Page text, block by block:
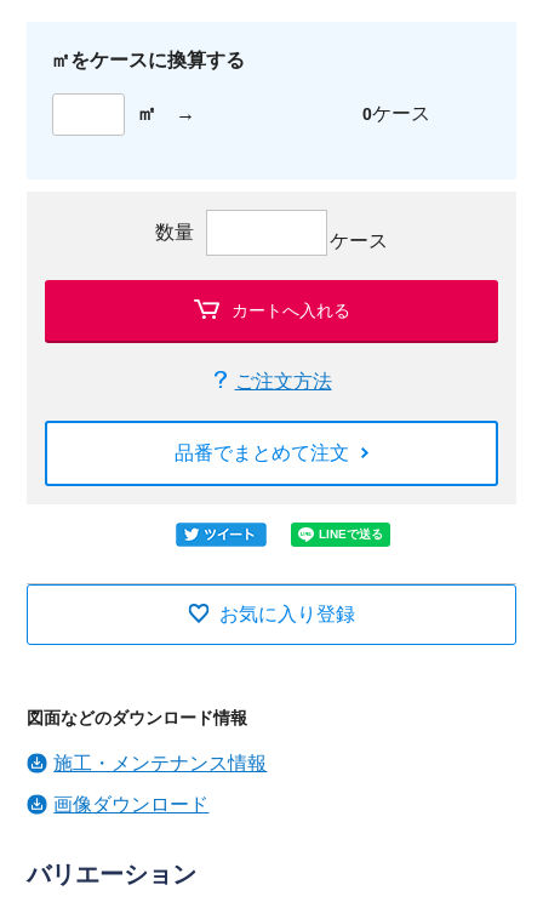
㎡をケースに換算する
㎡ → 0ケース
数量 ケース
カートへ入れる
ご注文方法
品番でまとめて注文
お気に入り登録
図面などのダウンロード情報
施工・メンテナンス情報
画像ダウンロード
バリエーション